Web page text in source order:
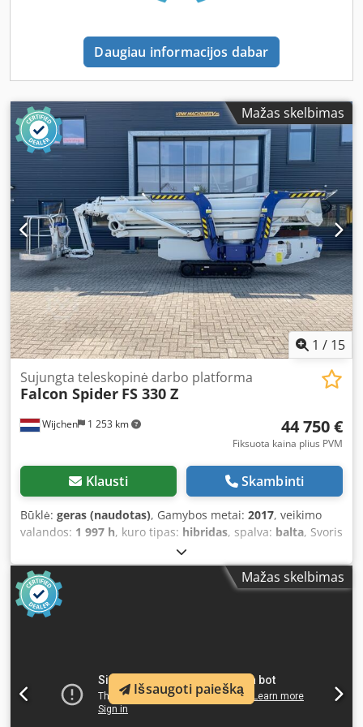
Installed: 2x 48V/4 kW Gradeability: 25% Advantages of the
manufacturer installed - Enhanced batteries installed -
Fully electric operation - Zero emissions operation -
distributed over the wide, light-coloured rubber tracks,
significantly reducing ground pressure. As a result, it is
optimally suited for indoor use on sensitive floors with
limited load-bearing capacity. The non-marking tracks do
not leave any traces. All-terrain tracked aerial platform, up
to 25% gradient Capable of surmounting floor obstacles
Also suitable for work on uneven terrain Outstanding
traction enhances ground adhesion Extremely
manoeuvrable in confined spaces Low maintenance and
service costs thanks to AC technology This listing does not
constitute a binding offer; it serves purely for illustration
purposes. All information provided to the best of our
knowledge. Subject to errors, omissions, and prior sale.
You will receive an invoice with VAT separately indicated.
Shipping is possible at an additional charge.
Daugiau informacijos dabar
Mažas skelbimas
1 / 15
Wijchen 1 253 km
Sujungta teleskopinė darbo platforma
Falcon Spider FS 330 Z
44 750 €
Fiksuota kaina plius PVM
Klausti Skambinti
Būklė: geras (naudotas), Gamybos metai: 2017, veikimo
valandos: 1 997 h, kuro tipas: hibridas, spalva: balta, Svoris
Savaime svoris: 6.100 kg Dkedpfx Afszg Nyqsuor
Funkcionalumas Stiebas: lenkiama svirtis Kėlimo galia: 200
kg Darbinis aukštis: 3.300 cm Krovinių skyriaus matmenys:
740 x 125 x 199 cm CE ženklinimas: taip Būklė Techninė
būklė: gera Išvaizdos būklė: gera Papildoma informacija
kreipkitės į Vink Machinery. Falcon Spider FS330Z * 2017 m.
* 1197 darbo valandos * Dyzelis ir akumuliatorius * 33
metrų darbinis aukštis * 19 metrų horizontalus
Mažas skelbimas
Išsaugoti paiešką